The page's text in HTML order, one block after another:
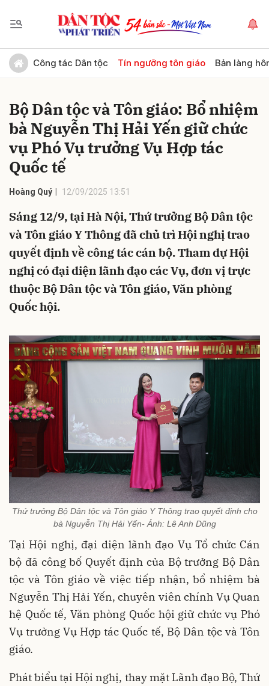
Công tác Dân tộc Tín ngưỡng tôn giáo Bản làng
Bộ Dân tộc và Tôn giáo: Bổ nhiệm
bà Nguyễn Thị Hải Yến giữ chức
vụ Phó Vụ trưởng Vụ Hợp tác
Quốc tế
Hoàng Quý 12/09/2025 13:51
Sáng 12/9, tại Hà Nội, Thứ trưởng Bộ Dân tộc
và Tôn giáo Y Thông đã chủ trì Hội nghị trao
quyết định về công tác cán bộ. Tham dự Hội
nghị có đại diện lãnh đạo các Vụ, đơn vị trực
thuộc Bộ Dân tộc và Tôn giáo, Văn phòng
Quốc hội.
Thứ trưởng Bộ Dân tộc và Tôn giáo Y Thông trao quyết định cho
bà Nguyễn Thị Hải Yến- Ảnh: Lê Anh Dũng
Tại Hội nghị, đại diện lãnh đạo Vụ Tổ chức Cán
bộ đã công bố Quyết định của Bộ trưởng Bộ Dân
tộc và Tôn giáo về việc tiếp nhận, bổ nhiệm bà
Nguyễn Thị Hải Yến, chuyên viên chính Vụ Quan
hệ Quốc tế, Văn phòng Quốc hội giữ chức vụ Phó
Vụ trưởng Vụ Hợp tác Quốc tế, Bộ Dân tộc và Tôn
giáo.
Phát biểu tại Hội nghị, thay mặt Lãnh đạo Bộ, Thứ
Gửi bình luận